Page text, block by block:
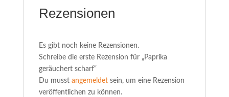
Rezensionen
Es gibt noch keine Rezensionen.
Schreibe die erste Rezension für „Paprika
geräuchert scharf“
Du musst angemeldetsein, um eine Rezension
veröffentlichen zu können.